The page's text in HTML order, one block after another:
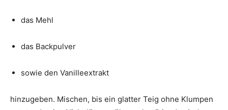
das Mehl
das Backpulver
sowie den Vanilleextrakt
hinzugeben. Mischen, bis ein glatter Teig ohne Klumpen